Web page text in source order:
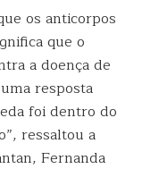
os anticorpos
que o
a doença de
resposta
foi dentro do
ressaltou a
Fernanda